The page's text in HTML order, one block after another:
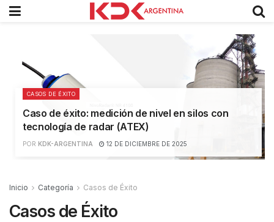
CASOS DE ÉXITO
Caso de éxito: medición de nivel en silos con
tecnología de radar (ATEX)
POR KDK-ARGENTINA 12 DE DICIEMBRE DE 2025
Inicio Categoría Casos de Éxito
Casos de Éxito